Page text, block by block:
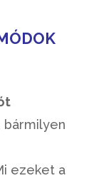
bármilyen
ezeket a